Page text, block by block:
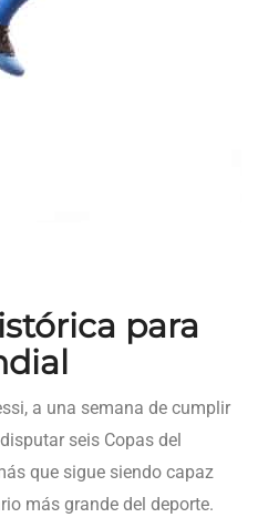
para
a una semana de cumplir
seis Copas del
que sigue siendo capaz
más grande del deporte.